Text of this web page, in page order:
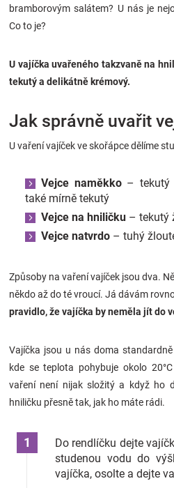
Blog
Přihlášení
bramborovým salátem? U nás je
Co to je?
U vajíčka uvařeného takzvaně na
tekutý a delikátně krémový.
Jak správně uvařit
U vaření vajíček ve skořápce dělíme
Vejce naměkko– tekutý
také mírně tekutý
Vejce na hniličku – tekutý
Vejce natvrdo – tuhý
Způsoby na vaření vajíček jsou dva.
někdo až do té vroucí. Já dávám
pravidlo, že vajíčka by neměla jít do
Vajíčka jsou u nás doma
kde se teplota pohybuje okolo
vaření není nijak složitý a když ho
hniličku přesně tak, jak ho máte rádi.
Do rendlíčku dejte
studenou vodu do
vajíčka, osolte a dejte